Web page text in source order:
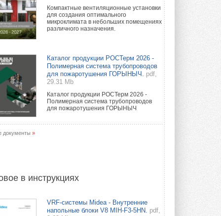
Компактные вентиляционные установки
для создания оптимального
микроклимата в небольших помещениях
различного назначения.
Каталог продукции РОСТерм 2026 -
Полимерная система трубопроводов
для пожаротушения ГОРЫНЫЧ.
pdf,
29.31 Mb
Каталог продукции РОСТерм 2026 -
Полимерная система трубопроводов
для пожаротушения ГОРЫНЫЧ
документы »
в инструкциях
VRF-системы Midea - Внутренние
напольные блоки V8 MIH-F3-5HN. pdf,